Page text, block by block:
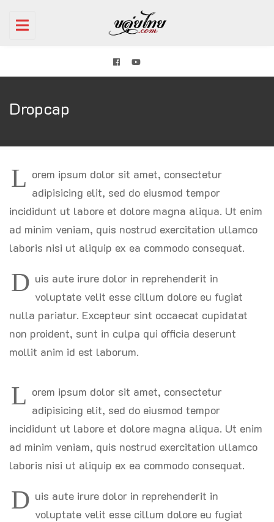
Toggle
Dropcap
L orem ipsum dolor sit amet, consectetur
adipisicing elit, sed do eiusmod tempor
incididunt ut labore et dolore magna aliqua. Ut enim
ad minim veniam, quis nostrud exercitation ullamco
laboris nisi ut aliquip ex ea commodo consequat.
D uis aute irure dolor in reprehenderit in
voluptate velit esse cillum dolore eu fugiat
nulla pariatur. Excepteur sint occaecat cupidatat
non proident, sunt in culpa qui officia deserunt
mollit anim id est laborum.
L orem ipsum dolor sit amet, consectetur
adipisicing elit, sed do eiusmod tempor
incididunt ut labore et dolore magna aliqua. Ut enim
ad minim veniam, quis nostrud exercitation ullamco
laboris nisi ut aliquip ex ea commodo consequat.
D uis aute irure dolor in reprehenderit in
voluptate velit esse cillum dolore eu fugiat